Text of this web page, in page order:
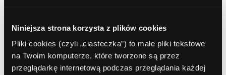
Niniejsza strona korzysta z plików cookies
Pliki cookies (czyli „ciasteczka”) to małe pliki tekstowe
na Twoim komputerze, które tworzone są przez
przeglądarkę internetową podczas przeglądania każdej
333
PKO BP, Białystok, ul. Komisji Edukacji
Narodowej 48 (O6 Białystok, ul. KEN 48)